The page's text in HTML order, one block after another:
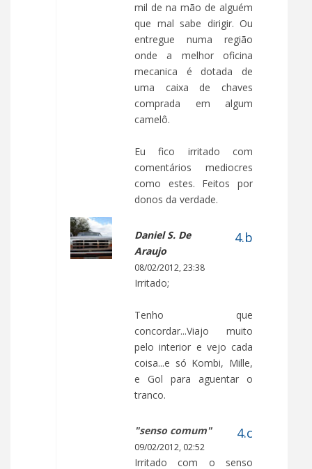
mil de na mão de alguém
que mal sabe dirigir. Ou
entregue numa região
onde a melhor oficina
mecanica é dotada de
uma caixa de chaves
comprada em algum
camelô.
Eu fico irritado com
comentários mediocres
como estes. Feitos por
donos da verdade.
Daniel S. De
Araujo
08/02/2012, 23:38
Irritado;
Tenho que
concordar...Viajo muito
pelo interior e vejo cada
coisa...e só Kombi, Mille,
e Gol para aguentar o
tranco.
"senso comum"
09/02/2012, 02:52
Irritado com o senso